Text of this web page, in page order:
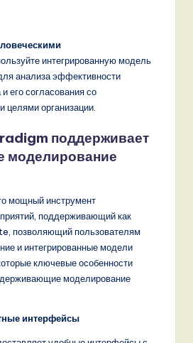
интегрированную модель
анализа эффективности
его согласования со
целями организации.
поддерживает
моделирование
мощный инструмент
поддерживающий как
позволяющий пользователям
и интегрированные модели
ключевые особенности
моделирование
интерфейсы